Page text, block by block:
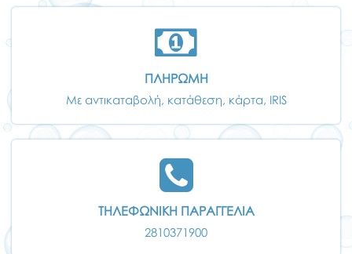
ΠΛΗΡΩΜΗ
Με αντικαταβολή, κατάθεση, κάρτα, IRIS
ΤΗΛΕΦΩΝΙΚΗ ΠΑΡΑΓΓΕΛΙΑ
2810371900